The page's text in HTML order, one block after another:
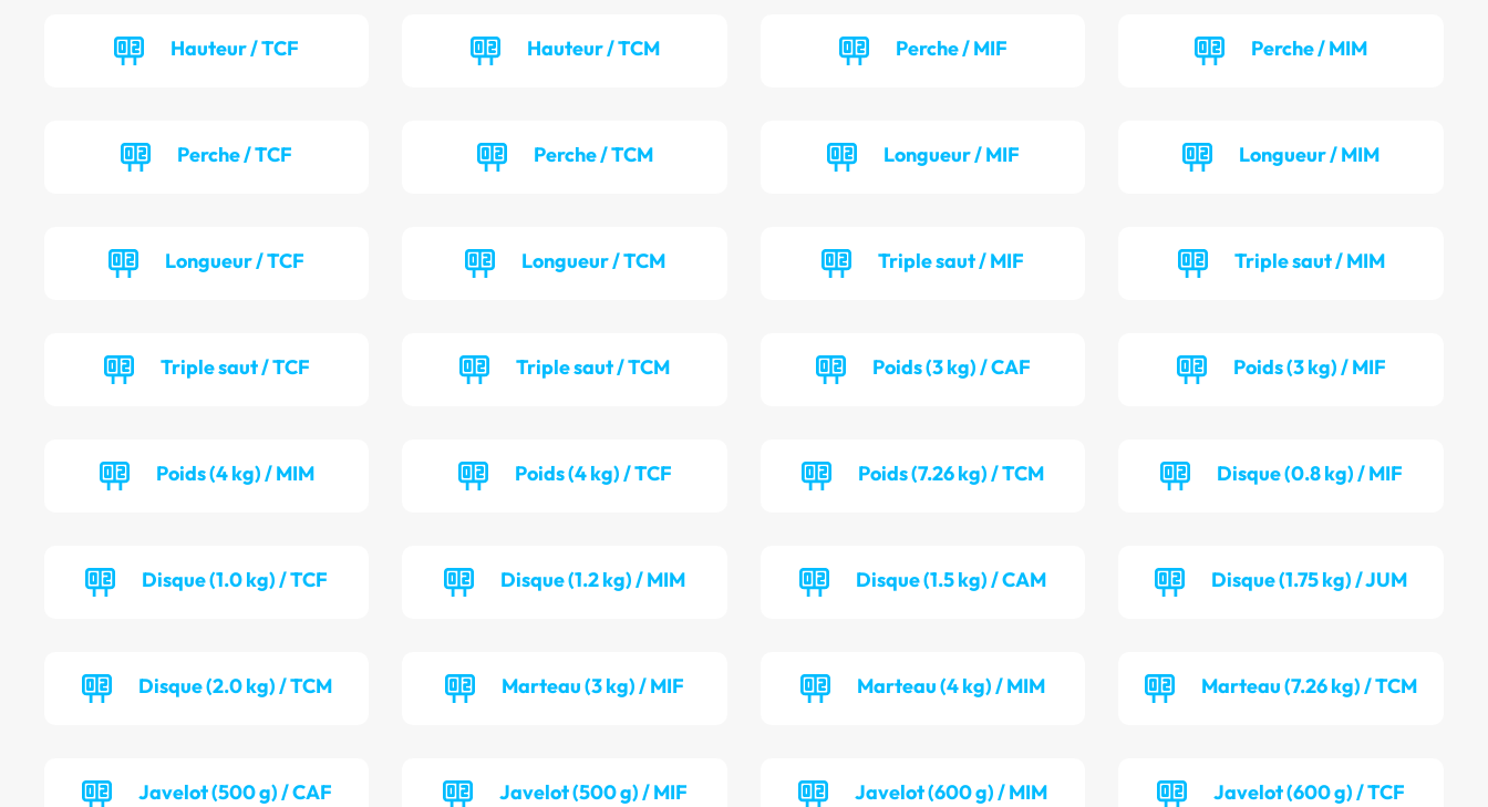
Hauteur / TCF Hauteur / TCM Perche / MIF Perche / MIM
Perche / TCF Perche / TCM Longueur / MIF Longueur / MIM
Longueur / TCF Longueur / TCM Triple saut / MIF Triple saut / MIM
Triple saut / TCF Triple saut / TCM Poids (3 kg) / CAF Poids (3 kg) / MIF
Poids (4 kg) / MIM Poids (4 kg) / TCF Poids (7.26 kg) / TCM Disque (0.8 kg) / MIF
Disque (1.0 kg) / TCF Disque (1.2 kg) / MIM Disque (1.5 kg) / CAM Disque (1.75 kg) / JUM
Disque (2.0 kg) / TCM Marteau (3 kg) / MIF Marteau (4 kg) / MIM Marteau (7.26 kg) / TCM
Javelot (500 g) / CAF Javelot (500 g) / MIF Javelot (600 g) / MIM Javelot (600 g) / TCF